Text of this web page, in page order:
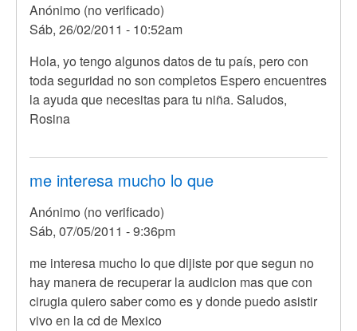
Anónimo (no verificado)
Sáb, 26/02/2011 - 10:52am
En
respuesta
a
Hola
algun
lugar
por
Anónimo
verificado)
Hola, yo tengo algunos datos de tu país, pero con
toda seguridad no son completos Espero encuentres
la ayuda que necesitas para tu niña. Saludos,
Rosina
me interesa mucho lo que
Anónimo (no verificado)
Sáb, 07/05/2011 - 9:36pm
En
respuesta
a
Hola,
me interesa mucho lo que dijiste por que segun no
hay manera de recuperar la audicion mas que con
cirugia quiero saber como es y donde puedo asistir
vivo en la cd de Mexico